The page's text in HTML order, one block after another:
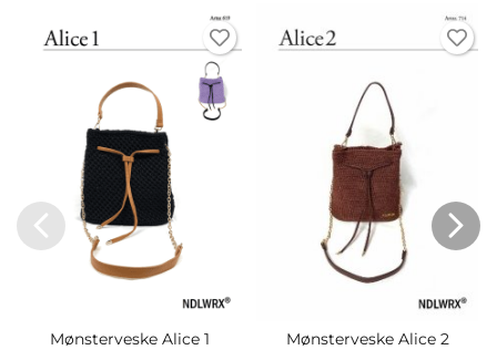
Mønsterveske Alice 1 Mønsterveske Alice 2